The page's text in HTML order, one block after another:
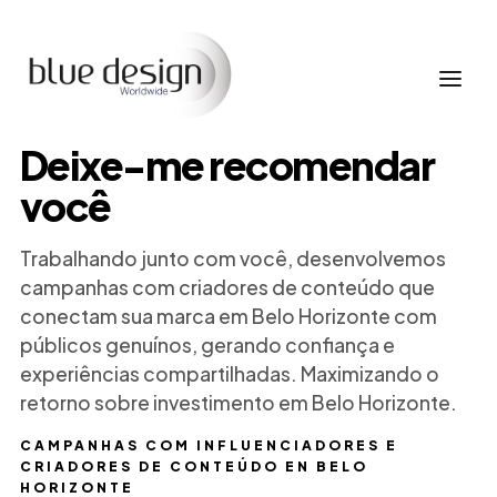
CAMPANHAS COM INFLUENCIADORES E
CRIADORES DE CONTEÚDO EN BELO
HORIZONTE
Deixe-me recomendar
você
Trabalhando junto com você, desenvolvemos
campanhas com criadores de conteúdo que
conectam sua marca em Belo Horizonte com
públicos genuínos, gerando confiança e
experiências compartilhadas. Maximizando o
retorno sobre investimento em Belo Horizonte.